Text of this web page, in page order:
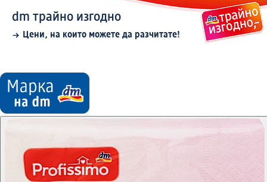
dm трайно изгодно
Цени, на които можете да разчитате!